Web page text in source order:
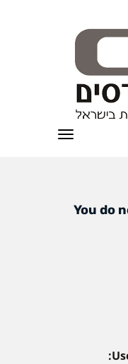
תפריט
You do